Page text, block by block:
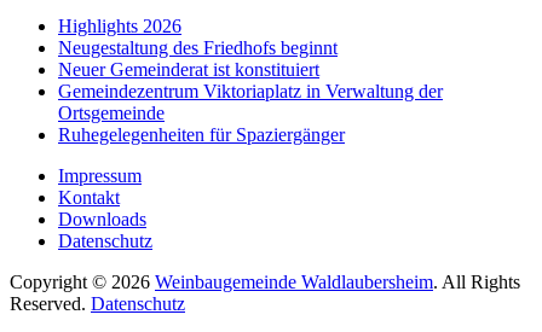
Highlights 2026
Neugestaltung des Friedhofs beginnt
Neuer Gemeinderat ist konstituiert
Gemeindezentrum Viktoriaplatz in Verwaltung der
Ortsgemeinde
Ruhegelegenheiten für Spaziergänger
Impressum
Kontakt
Downloads
Datenschutz
Copyright © 2026 Weinbaugemeinde Waldlaubersheim. All Rights
Reserved. Datenschutz